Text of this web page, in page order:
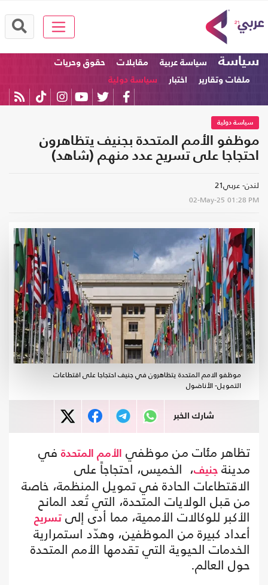
سياسة سياسة عربية مقابلات
حقوق وحريات
ملفات وتقارير
اختبار سياسة دولية
سياسة دولية
موظفو الأمم المتحدة بجنيف يتظاهرون
احتجاجا على تسريح عدد منهم (شاهد)
لندن- عربي21
02-May-25 01:28 PM
موظفو الامم المتحدة يتظاهرون في جنيف احتجاجا على اقتطاعات
التمويل- الأناضول
شارك الخبر
تظاهر مئات من موظفي الأمم المتحدة في
مدينة جنيف، الخميس، احتجاجاً على
الاقتطاعات الحادة في تمويل المنظمة، خاصة
من قبل الولايات المتحدة، التي تُعد المانح
الأكبر للوكالات الأممية، مما أدى إلى تسريح
أعداد كبيرة من الموظفين، وهدّد استمرارية
الخدمات الحيوية التي تقدمها الأمم المتحدة
حول العالم.